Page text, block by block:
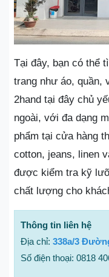
Tại đây, bạn có thể
trang như áo, quần,
2hand tại đây chủ
ngoài, với đa dạng
phẩm tại cửa hàng
cotton, jeans, linen
được kiểm tra kỹ
chất lượng cho
Thông tin liên hệ
Địa chỉ: 338a/3
Số điện thoại: 0818